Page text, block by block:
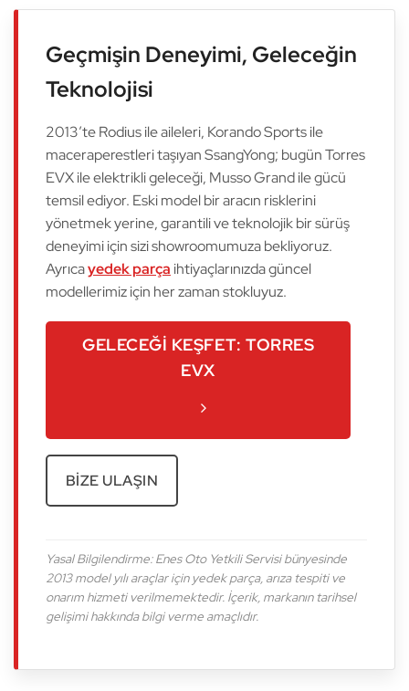
Geçmişin Deneyimi, Geleceğin
Teknolojisi
2013’te Rodius ile aileleri, Korando Sports ile
maceraperestleri taşıyan SsangYong; bugün Torres
EVX ile elektrikli geleceği, Musso Grand ile gücü
temsil ediyor. Eski model bir aracın risklerini
yönetmek yerine, garantili ve teknolojik bir sürüş
deneyimi için sizi showroomumuza bekliyoruz.
Ayrıcayedek parça ihtiyaçlarınızda güncel
modellerimiz için her zaman stokluyuz.
GELECEĞI KEŞFET: TORRES
EVX
BIZE ULAŞIN
Yasal Bilgilendirme: Enes Oto Yetkili Servisi bünyesinde
2013 model yılı araçlar için yedek parça, arıza tespiti ve
onarım hizmeti verilmemektedir. İçerik, markanın tarihsel
gelişimi hakkında bilgi verme amaçlıdır.